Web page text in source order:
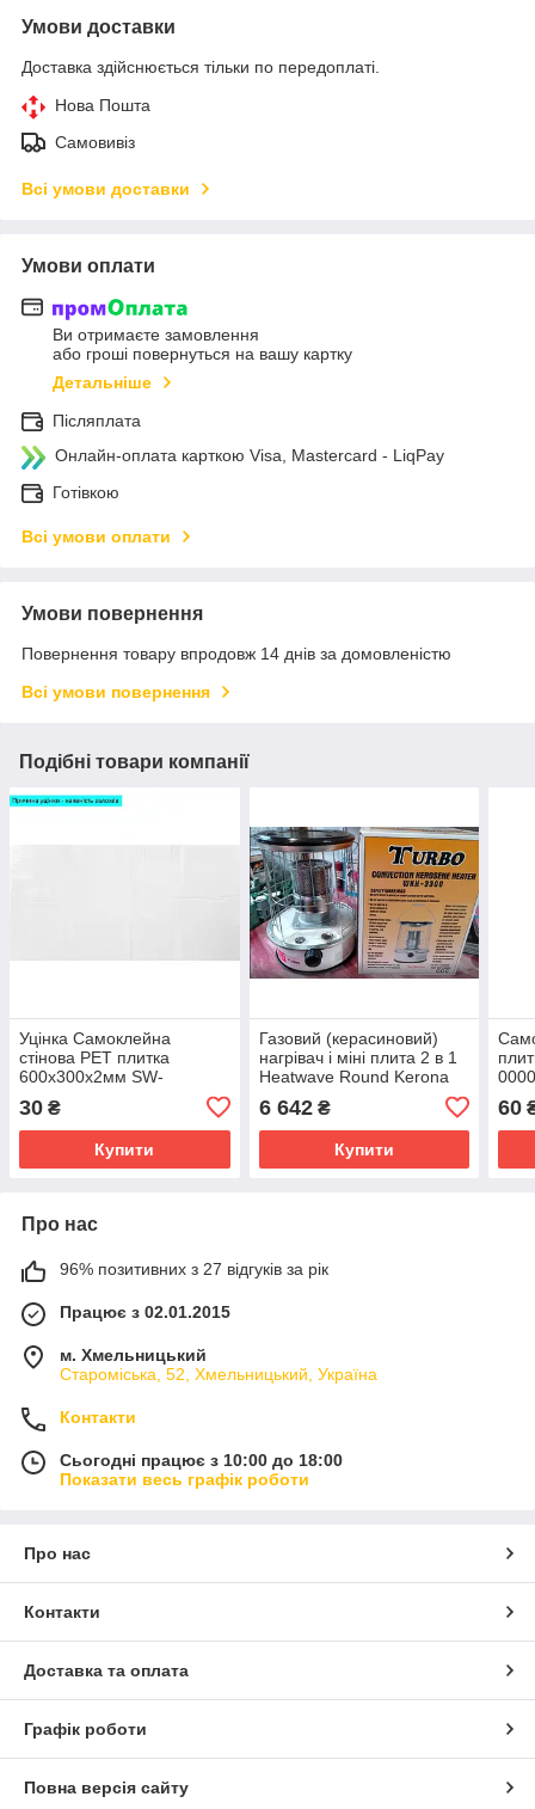
Умови доставки
Доставка здійснюється тільки по передоплаті.
Нова Пошта
Самовивіз
Всі умови доставки
Умови оплати
Ви отримаєте замовлення
або гроші повернуться на вашу картку
Детальніше
Післяплата
Онлайн-оплата карткою Visa, Mastercard - LiqPay
Готівкою
Всі умови оплати
Умови повернення
Повернення товару впродовж 14 днів за домовленістю
Всі умови повернення
Подібні товари компанії
Уцінка Самоклейна
стінова PET плитка
600х300х2мм SW-
30 ₴
Купити
Газовий (керасиновий)
нагрівач і міні плита 2 в 1
Heatwave Round Kerona
6 642₴
Купити
60
Про нас
96% позитивних з 27 відгуків за рік
Працює з 02.01.2015
м. Хмельницький
Староміська, 52, Хмельницький, Україна
Контакти
Сьогодні працює з 10:00 до 18:00
Показати весь графік роботи
Про нас
Контакти
Доставка та оплата
Графік роботи
Повна версія сайту